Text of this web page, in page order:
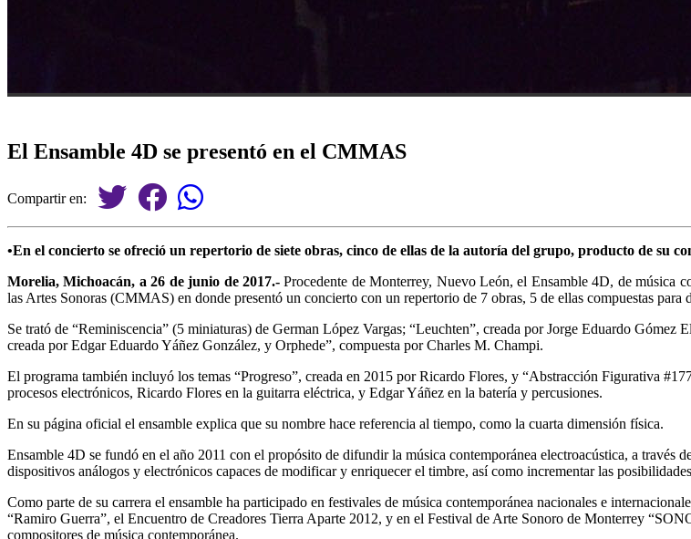
El Ensamble 4D se presentó en el CMMAS
Compartir en:
•En el concierto se ofreció un repertorio de siete obras, cinco de ellas de la autoría del grupo, producto de su
Morelia, Michoacán, a 26 de junio de 2017.-Procedente de Monterrey, Nuevo León, el Ensamble 4D, de música
las Artes Sonoras (CMMAS) en donde presentó un concierto con un repertorio de 7 obras, 5 de ellas compuestas
Se trató de “Reminiscencia” (5 miniaturas) de German López Vargas; “Leuchten”, creada por Jorge Eduardo
creada por Edgar Eduardo Yáñez González, y Orphede”, compuesta por Charles M. Champi.
El programa también incluyó los temas “Progreso”, creada en 2015 por Ricardo Flores, y “Abstracción Figurativa
procesos electrónicos, Ricardo Flores en la guitarra eléctrica, y Edgar Yáñez en la batería y percusiones.
En su página oficial el ensamble explica que su nombre hace referencia al tiempo, como la cuarta dimensión física.
Ensamble 4D se fundó en el año 2011 con el propósito de difundir la música contemporánea electroacústica, a
dispositivos análogos y electrónicos capaces de modificar y enriquecer el timbre, así como incrementar las
Como parte de su carrera el ensamble ha participado en festivales de música contemporánea nacionales e
“Ramiro Guerra”, el Encuentro de Creadores Tierra Aparte 2012, y en el Festival de Arte Sonoro de Monterrey
compositores de música contemporánea.